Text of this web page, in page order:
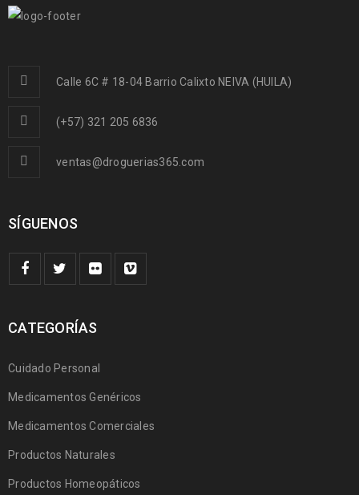
Calle 6C # 18-04 Barrio Calixto NEIVA (HUILA)
(+57) 321 205 6836
ventas@droguerias365.com
SÍGUENOS
CATEGORÍAS
Cuidado Personal
Medicamentos Genéricos
Medicamentos Comerciales
Productos Naturales
Productos Homeopáticos